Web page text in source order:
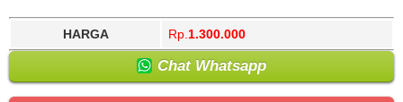
HARGA Rp. 1.300.000
Chat Whatsapp